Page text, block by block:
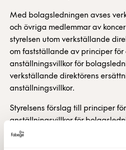
Med bolagsledningen avses
och övriga medlemmar av
styrelsen utom verkställande
om fastställande av principer
anställningsvillkor för
verkställande direktörens
anställningsvillkor.
Styrelsens förslag till principer
anställningsvillkor för
Ersättningen skall vara